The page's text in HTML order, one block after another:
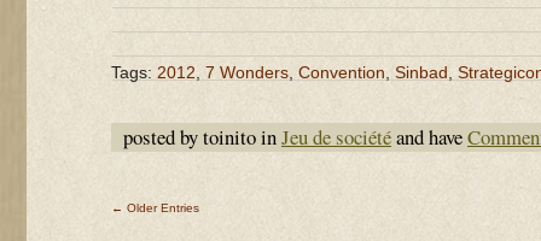
Tags: 2012 7 Wonders Convention Sinbad
posted by toinito inJeu de sociétéand have
← Older Entries